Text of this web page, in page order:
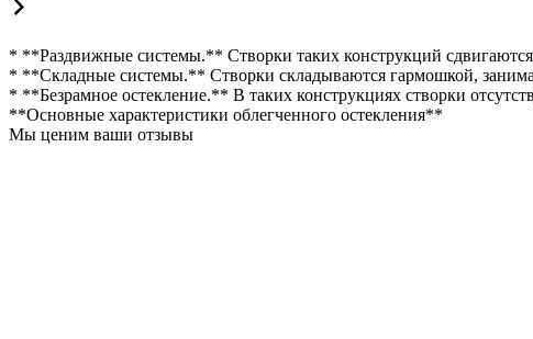
* **Раздвижные системы.** Створки таких конструкций
* **Складные системы.** Створки складываются гармошкой,
* **Безрамное остекление.** В таких конструкциях створки
**Основные характеристики облегченного остекления**
Мы ценим ваши отзывы